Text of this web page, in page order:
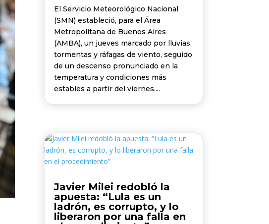
El Servicio Meteorológico Nacional
(SMN) estableció, para el Área
Metropolitana de Buenos Aires
(AMBA), un jueves marcado por lluvias,
tormentas y ráfagas de viento, seguido
de un descenso pronunciado en la
temperatura y condiciones más
estables a partir del viernes....
Javier Milei redobló la
apuesta: “Lula es un
ladrón, es corrupto, y lo
liberaron por una falla en